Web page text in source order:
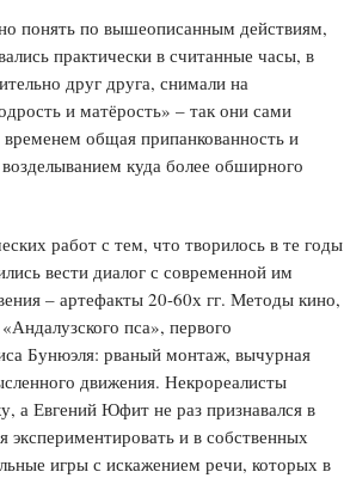
понять по вышеописанным действиям,
практически в считанные часы, в
друг друга, снимали на
и матёрость» – так они сами
общая припанкованность и
куда более обширного
работ с тем, что творилось в те годы
вести диалог с современной им
– артефакты 20-60х гг. Методы кино,
пса», первого
Бунюэля: рваный монтаж, вычурная
движения. Некрореалисты
а Евгений Юфит не раз признавался в
и в собственных
игры с искажением речи, которых в